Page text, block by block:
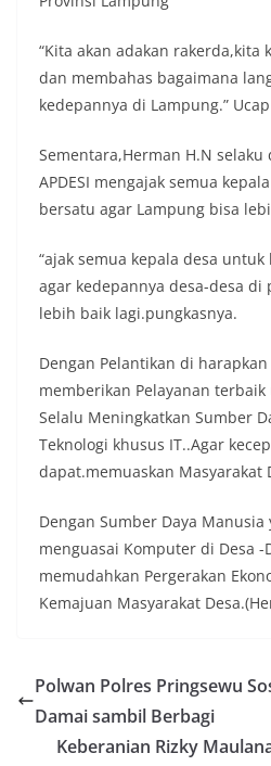
“Kita akan adakan rakerda,kita
dan membahas bagaimana
kedepannya di Lampung.”
Sementara,Herman H.N
APDESI mengajak semua
bersatu agar Lampung bisa
“ajak semua kepala desa
agar kedepannya desa-desa di
lebih baik lagi.pungkasnya.
Dengan Pelantikan di harapkan
memberikan Pelayanan
Selalu Meningkatkan Sumber
Teknologi khusus IT..Agar
dapat.memuaskan Masyarakat
Dengan Sumber Daya
menguasai Komputer di Desa -
memudahkan Pergerakan
Kemajuan Masyarakat
Polwan Polres Pringsewu
Damai sambil Berbagi
Keberanian Rizky